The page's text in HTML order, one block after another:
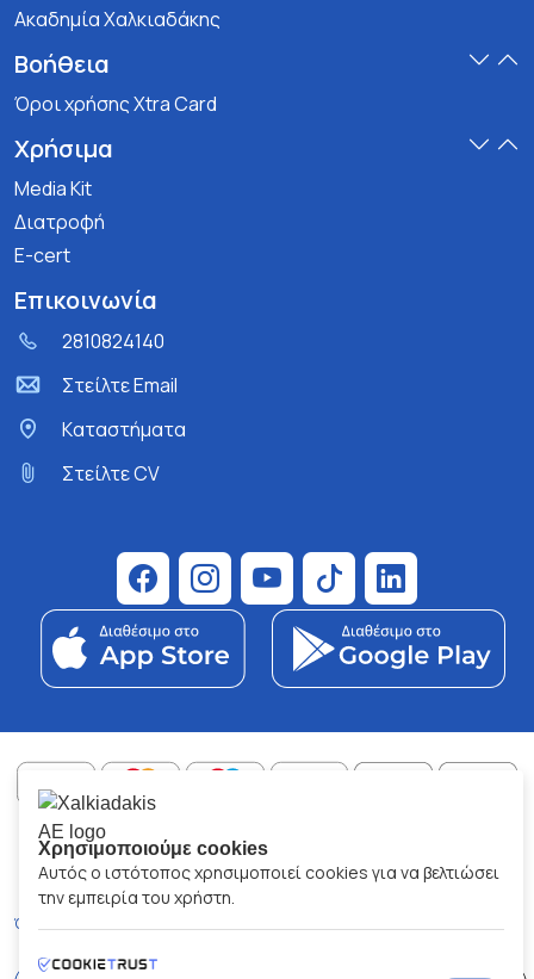
Ακαδημία Χαλκιαδάκης
Βοήθεια
Όροι χρήσης Xtra Card
Χρήσιμα
Media Kit
Διατροφή
E-cert
Επικοινωνία
2810824140
Στείλτε Email
Kαταστήματα
Στείλτε CV
ΑΡ.Γ.Ε.ΜΗ:77088727000
© 2026All Rights Reserved
Όροι και Προϋποθέσεις
Χρησιμοποιούμε cookies
Αυτός ο ιστότοπος χρησιμοποιεί cookies για να βελτιώσει
την εμπειρία του χρήστη.